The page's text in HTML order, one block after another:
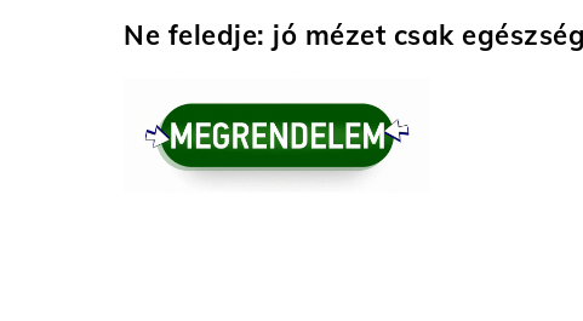
Ne feledje: jó mézet csak